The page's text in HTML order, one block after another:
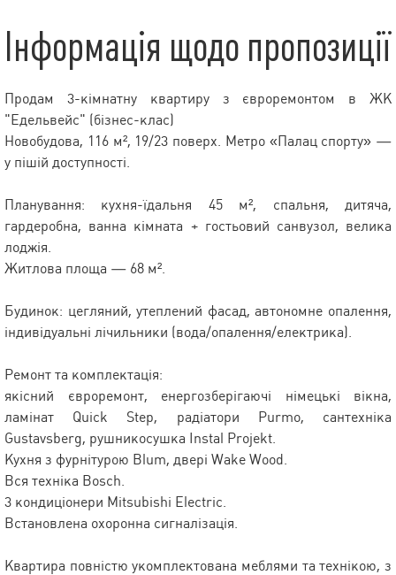
Інформація щодо пропозиції
Продам 3-кімнатну квартиру з євроремонтом в ЖК
"Едельвейс" (бізнес-клас)
Новобудова, 116 м², 19/23 поверх. Метро «Палац спорту» —
у пішій доступності.
Планування: кухня-їдальня 45 м², спальня, дитяча,
гардеробна, ванна кімната + гостьовий санвузол, велика
лоджія.
Житлова площа — 68 м².
Будинок: цегляний, утеплений фасад, автономне опалення,
індивідуальні лічильники (вода/опалення/електрика).
Ремонт та комплектація:
якісний євроремонт, енергозберігаючі німецькі вікна,
ламінат Quick Step, радіатори Purmo, сантехніка
Gustavsberg, рушникосушка Instal Projekt.
Кухня з фурнітурою Blum, двері Wake Wood.
Вся техніка Bosch.
3 кондиціонери Mitsubishi Electric.
Встановлена охоронна сигналізація.
Квартира повністю укомплектована меблями та технікою, з